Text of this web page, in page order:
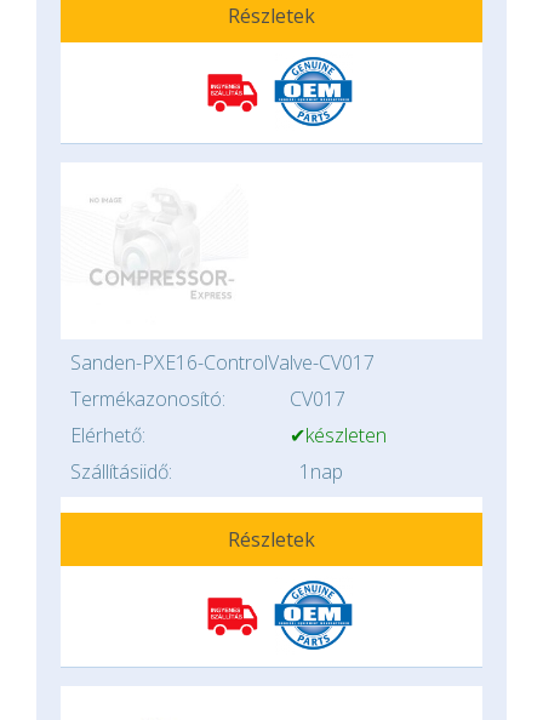
Részletek
Sanden-PXE16-ControlValve-CV017
Termékazonosító:
CV017
Elérhető:
✔készleten
Szállításiidő:
1nap
Részletek